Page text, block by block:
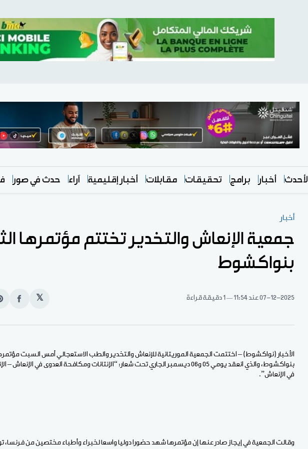
الأحدث أخبار برامج تحقيقات مقابلات أخبار إقليمية آراء حدث في صور
أخبار
جمعية الإنعاش والتخدير تختتم مؤتمرها
بنواكشوط
07-12-2025عند 11:54 1 دقيقة قراءة 𝕏
انشر
الأخبار (نواكشوط) – اختتمت الجمعية الموريتانية للإنعاش والتخدير والطب الاستعجالي أمس السبت
بنواكشوط، والذي انعقد يومي 05 و06 ديسمبر الجاري تحت شعار: “الإنتانات ومكافحة العدوى في
في الإنعاش”.
وقالت الجمعية في إيجاز صادر عنها إن مؤتمرها شهد حضورا دوليا واسعا لخبراء وأطباء مختصين من فرنسا،